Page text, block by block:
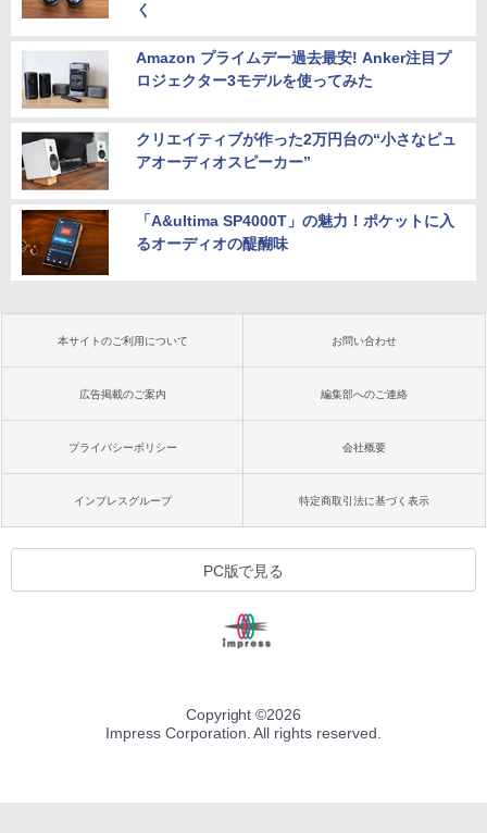
く
Amazon プライムデー過去最安! Anker注目プ
ロジェクター3モデルを使ってみた
クリエイティブが作った2万円台の“小さなピュ
アオーディオスピーカー”
「A&ultima SP4000T」の魅力！ポケットに入
るオーディオの醍醐味
本サイトのご利用について お問い合わせ
広告掲載のご案内 編集部へのご連絡
プライバシーポリシー 会社概要
インプレスグループ 特定商取引法に基づく表示
PC版で見る
Copyright ©2026
Impress Corporation. All rights reserved.